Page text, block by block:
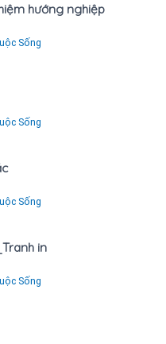
hướng nghiệp
Sống
Sống
Sống
in
Sống